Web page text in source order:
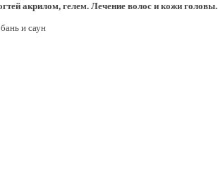
акрилом, гелем. Лечение волос и кожи головы.
и саун